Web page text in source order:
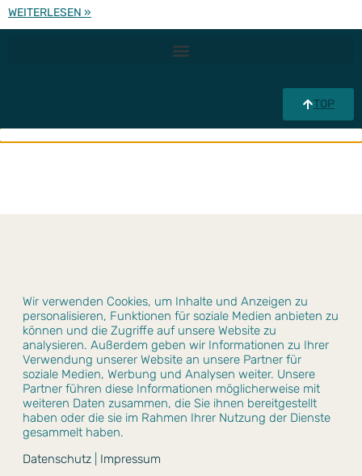
WEITERLESEN »
TOP
Wir verwenden Cookies, um Inhalte und Anzeigen zu
personalisieren, Funktionen für soziale Medien anbieten zu
können und die Zugriffe auf unsere Website zu
analysieren. Außerdem geben wir Informationen zu Ihrer
Verwendung unserer Website an unsere Partner für
soziale Medien, Werbung und Analysen weiter. Unsere
Partner führen diese Informationen möglicherweise mit
weiteren Daten zusammen, die Sie ihnen bereitgestellt
haben oder die sie im Rahmen Ihrer Nutzung der Dienste
gesammelt haben.
Datenschutz
Impressum